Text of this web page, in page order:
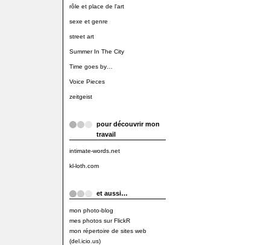
rôle et place de l'art
sexe et genre
street art
Summer In The City
Time goes by…
Voice Pieces
zeitgeist
pour découvrir mon
travail
intimate-words.net
kl-loth.com
et aussi…
mon photo-blog
mes photos sur FlickR
mon répertoire de sites web
(del.icio.us)